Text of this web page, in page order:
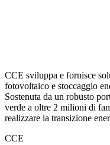
CCE sviluppa e fornisce
fotovoltaico e stoccaggio
Sostenuta da un robusto
verde a oltre 2 milioni di
realizzare la transizione
CCE